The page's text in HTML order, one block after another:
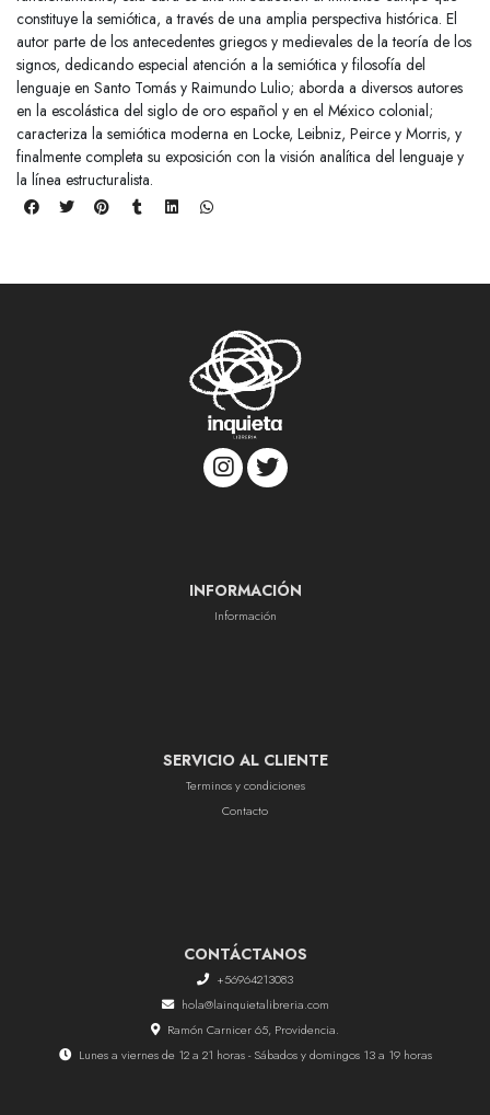
constituye la semiótica, a través de una amplia perspectiva histórica. El
autor parte de los antecedentes griegos y medievales de la teoría de los
signos, dedicando especial atención a la semiótica y filosofía del
lenguaje en Santo Tomás y Raimundo Lulio; aborda a diversos autores
en la escolástica del siglo de oro español y en el México colonial;
caracteriza la semiótica moderna en Locke, Leibniz, Peirce y Morris, y
finalmente completa su exposición con la visión analítica del lenguaje y
la línea estructuralista.
INFORMACIÓN
Información
SERVICIO AL CLIENTE
Terminos y condiciones
Contacto
CONTÁCTANOS
+56964213083
hola@lainquietalibreria.com
Ramón Carnicer 65, Providencia.
Lunes a viernes de 12 a 21 horas - Sábados y domingos 13 a 19 horas